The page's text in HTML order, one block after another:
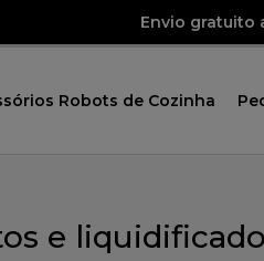
Envio gratuito
Robots de Cozinha
e